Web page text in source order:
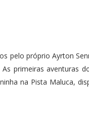
pelo próprio Ayrton
primeiras aventuras
na Pista Maluca,